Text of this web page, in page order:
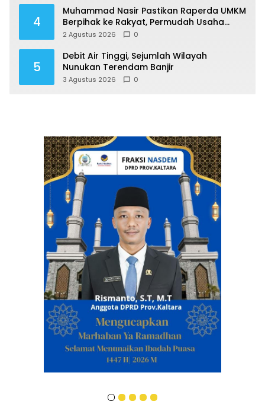
4
Muhammad Nasir Pastikan Raperda UMKM
Berpihak ke Rakyat, Permudah Usaha
hingga Perluas Pasar
2 Agustus 2026 0
5
Debit Air Tinggi, Sejumlah Wilayah
Nunukan Terendam Banjir
3 Agustus 2026 0